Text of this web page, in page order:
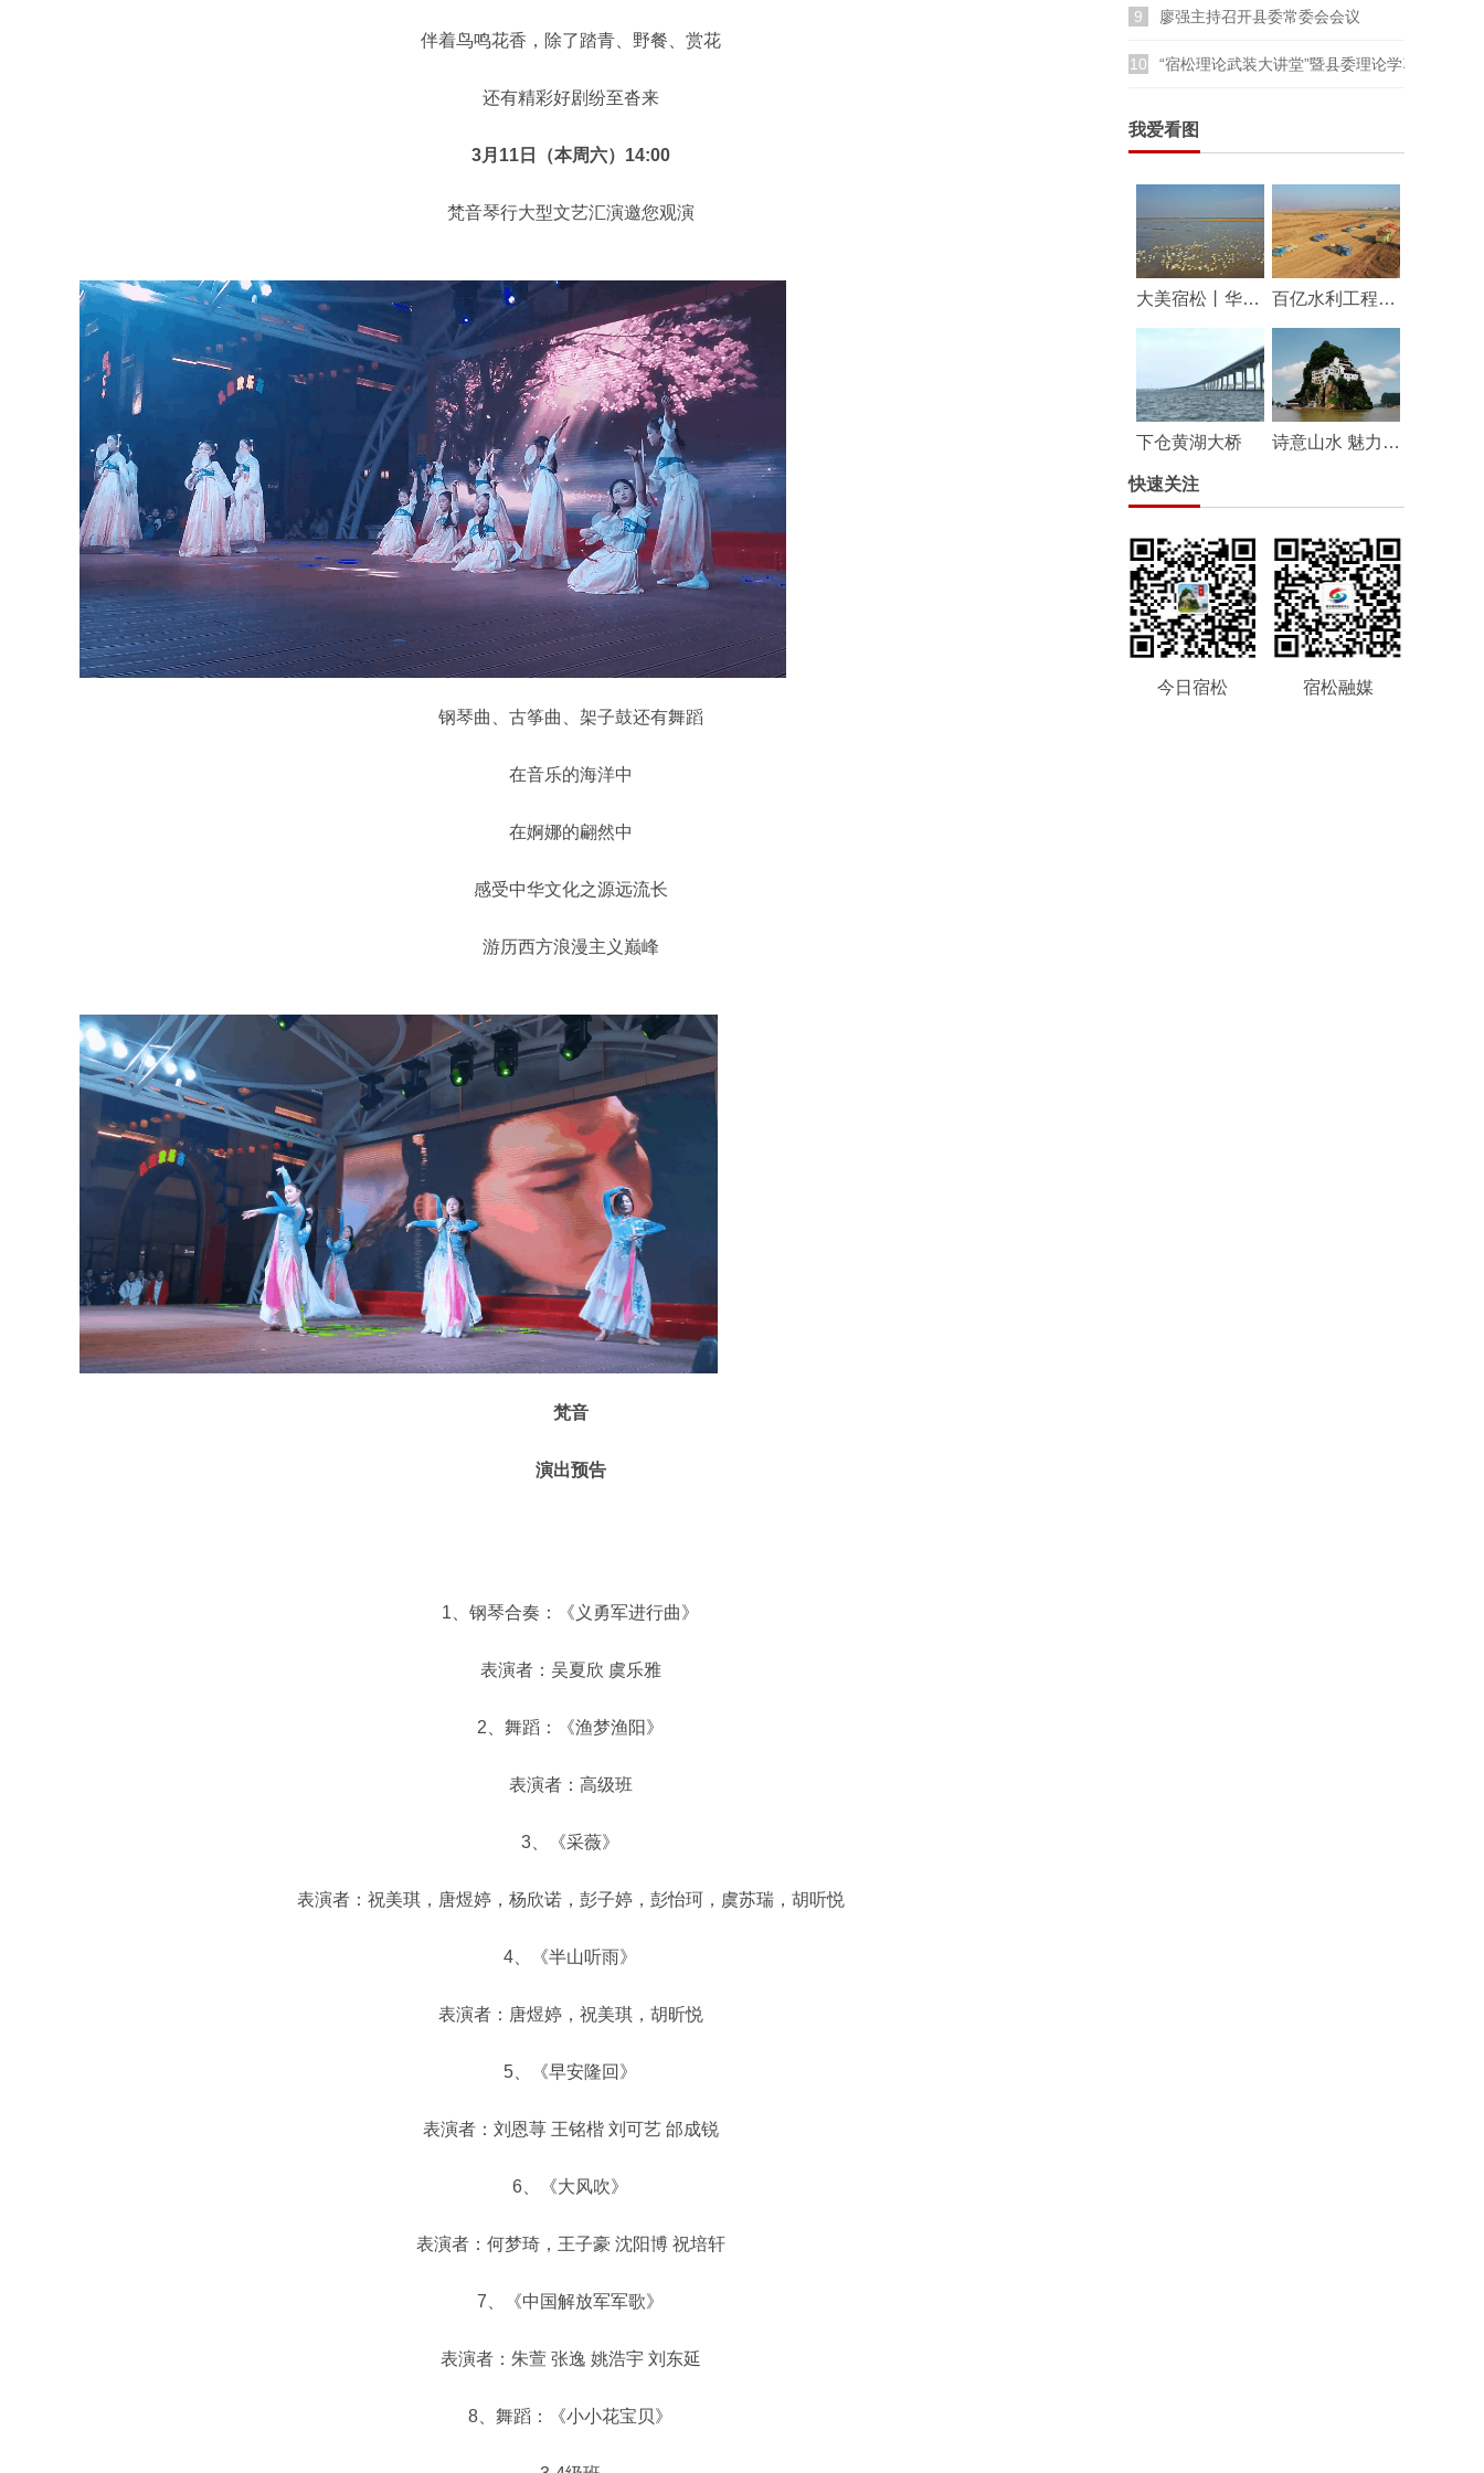
伴着鸟鸣花香，除了踏青、野餐、赏花
还有精彩好剧纷至沓来
3月11日（本周六）14:00
梵音琴行大型文艺汇演邀您观演
钢琴曲、古筝曲、架子鼓还有舞蹈
在音乐的海洋中
在婀娜的翩然中
感受中华文化之源远流长
游历西方浪漫主义巅峰
梵音
演出预告
1、钢琴合奏：《义勇军进行曲》
表演者：吴夏欣 虞乐雅
2、舞蹈：《渔梦渔阳》
表演者：高级班
3、《采薇》
表演者：祝美琪，唐煜婷，杨欣诺，彭子婷，彭怡珂，虞苏瑞，胡听悦
4、《半山听雨》
表演者：唐煜婷，祝美琪，胡昕悦
5、《早安隆回》
表演者：刘恩荨 王铭楷 刘可艺 邰成锐
6、《大风吹》
表演者：何梦琦，王子豪 沈阳博 祝培轩
7、《中国解放军军歌》
表演者：朱萱 张逸 姚浩宇 刘东延
8、舞蹈：《小小花宝贝》
9 廖强主持召开县委常委会会议
10 “宿松理论武装大讲堂”暨县委理论学习中心组
我爱看图
大美宿松丨华阳河湖群湿地成鸟类乐园 百亿水利工程——华阳河蓄滞洪区工程建设持续推进
下仓黄湖大桥 诗意山水 魅力宿松
快速关注
今日宿松 宿松融媒